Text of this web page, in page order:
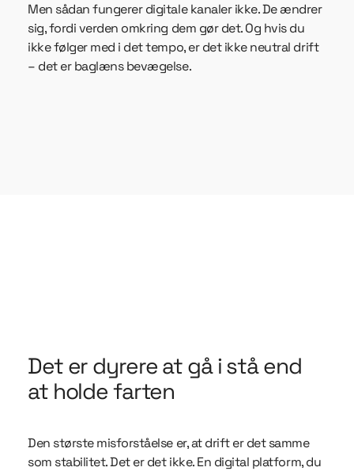
Men sådan fungerer digitale kanaler ikke. De ændrer
sig, fordi verden omkring dem gør det. Og hvis du
ikke følger med i det tempo, er det ikke neutral drift
– det er baglæns bevægelse.
Det er dyrere at gå i stå end
at holde farten
Den største misforståelse er, at drift er det samme
som stabilitet. Det er det ikke. En digital platform, du